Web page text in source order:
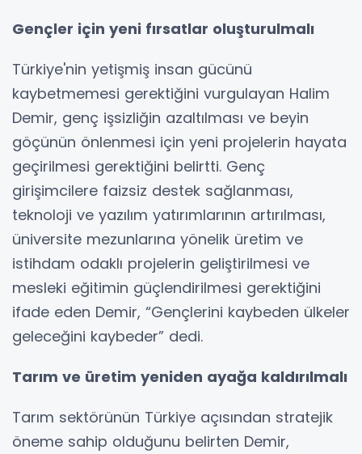
Gençler için yeni fırsatlar oluşturulmalı
Türkiye'nin yetişmiş insan gücünü
kaybetmemesi gerektiğini vurgulayan Halim
Demir, genç işsizliğin azaltılması ve beyin
göçünün önlenmesi için yeni projelerin hayata
geçirilmesi gerektiğini belirtti. Genç
girişimcilere faizsiz destek sağlanması,
teknoloji ve yazılım yatırımlarının artırılması,
üniversite mezunlarına yönelik üretim ve
istihdam odaklı projelerin geliştirilmesi ve
mesleki eğitimin güçlendirilmesi gerektiğini
ifade eden Demir, “Gençlerini kaybeden ülkeler
geleceğini kaybeder” dedi.
Tarım ve üretim yeniden ayağa kaldırılmalı
Tarım sektörünün Türkiye açısından stratejik
öneme sahip olduğunu belirten Demir,